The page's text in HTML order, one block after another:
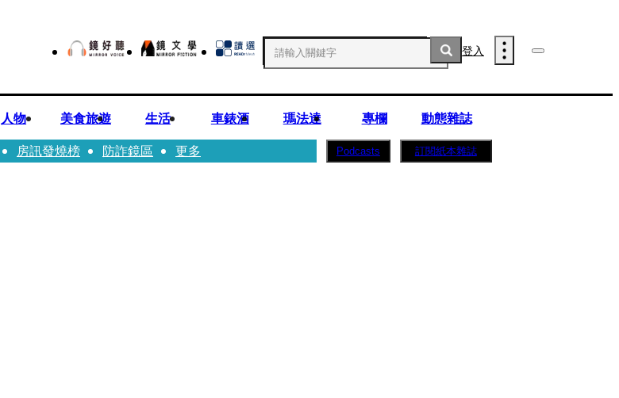
登入
人物 美食旅遊 生活 車錶酒 瑪法達 專欄
動態雜誌
房訊發燒榜 防詐鏡區 更多 Podcasts 訂閱紙本雜誌